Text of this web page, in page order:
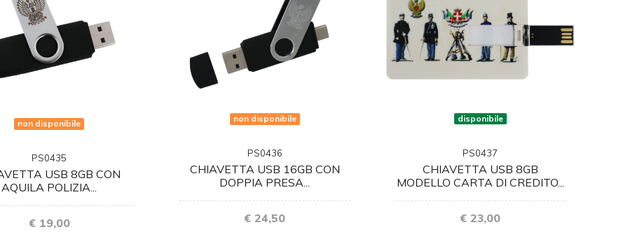
non disponibile
PS0435
USB 8GB CON
AQUILA POLIZIA...
€ 19,00
non disponibile
PS0436
CHIAVETTA USB 16GB CON
DOPPIA PRESA...
€ 24,50
disponibile
PS0437
CHIAVETTA USB 8GB
MODELLO CARTA DI CREDITO...
€ 23,00